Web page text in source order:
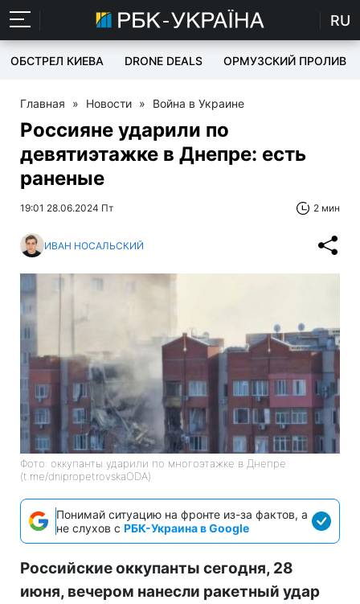
RU
ОБСТРЕЛ КИЕВА DRONE DEALS ОРМУЗСКИЙ ПРОЛИВ
Главная » Новости » Война в Украине
Россияне ударили по
девятиэтажке в Днепре: есть
раненые
19:01 28.06.2024 Пт 2 мин
ИВАН НОСАЛЬСКИЙ
Фото: оккупанты ударили по многоэтажке в Днепре
(t.me/dnipropetrovskaODA)
Понимай ситуацию на фронте из-за фактов, а
не слухов с РБК-Украина в Google
Российские оккупанты сегодня, 28
июня, вечером нанесли ракетный удар